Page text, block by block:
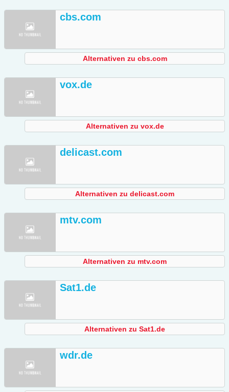
cbs.com
Alternativen zu cbs.com
vox.de
Alternativen zu vox.de
delicast.com
Alternativen zu delicast.com
mtv.com
Alternativen zu mtv.com
Sat1.de
Alternativen zu Sat1.de
wdr.de